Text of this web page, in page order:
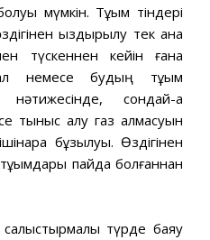
мүмкін. Тұқым тіндері
қыздырылу тек қана
түскеннен кейін ғана
немесе будың тұқым
сондай-ақ
тыныс алу газ алмасуын
бұзылуы. Өздігінен
пайда болғаннан
түрде баяу